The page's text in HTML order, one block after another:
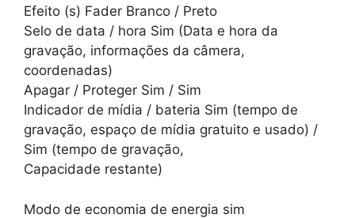
Efeito (s) Fader Branco / Preto
Selo de data / hora Sim (Data e hora da
gravação, informações da câmera,
coordenadas)
Apagar / Proteger Sim / Sim
Indicador de mídia / bateria Sim (tempo de
gravação, espaço de mídia gratuito e usado) /
Sim (tempo de gravação,
Capacidade restante)
Modo de economia de energia sim